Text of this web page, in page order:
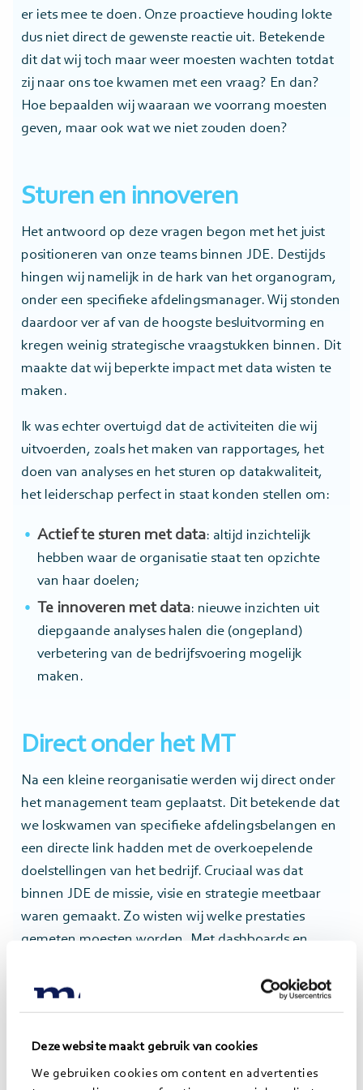
Deze website maakt gebruik van cookies
We gebruiken cookies om content en advertenties
er iets mee te doen. Onze proactieve houding lokte
dus niet direct de gewenste reactie uit. Betekende
dit dat wij toch maar weer moesten wachten totdat
zij naar ons toe kwamen met een vraag? En dan?
Hoe bepaalden wij waaraan we voorrang moesten
geven, maar ook wat we niet zouden doen?
Sturen en innoveren
Het antwoord op deze vragen begon met het juist
positioneren van onze teams binnen JDE. Destijds
hingen wij namelijk in de hark van het organogram,
onder een specifieke afdelingsmanager. Wij stonden
daardoor ver af van de hoogste besluitvorming en
kregen weinig strategische vraagstukken binnen. Dit
maakte dat wij beperkte impact met data wisten te
maken.
Ik was echter overtuigd dat de activiteiten die wij
uitvoerden, zoals het maken van rapportages, het
doen van analyses en het sturen op datakwaliteit,
het leiderschap perfect in staat konden stellen om:
Actief te sturen met data: altijd inzichtelijk
hebben waar de organisatie staat ten opzichte
van haar doelen;
Te innoveren met data: nieuwe inzichten uit
diepgaande analyses halen die (ongepland)
verbetering van de bedrijfsvoering mogelijk
maken.
Direct onder het MT
Na een kleine reorganisatie werden wij direct onder
het management team geplaatst. Dit betekende dat
we loskwamen van specifieke afdelingsbelangen en
een directe link hadden met de overkoepelende
doelstellingen van het bedrijf. Cruciaal was dat
binnen JDE de missie, visie en strategie meetbaar
waren gemaakt. Zo wisten wij welke prestaties
gemeten moesten worden. Met dashboards en
soms onverwachte inzichten. Het management
konden wij ook naar de rest van de organisatie onze
werkzaamheden duidelijk verantwoorden.